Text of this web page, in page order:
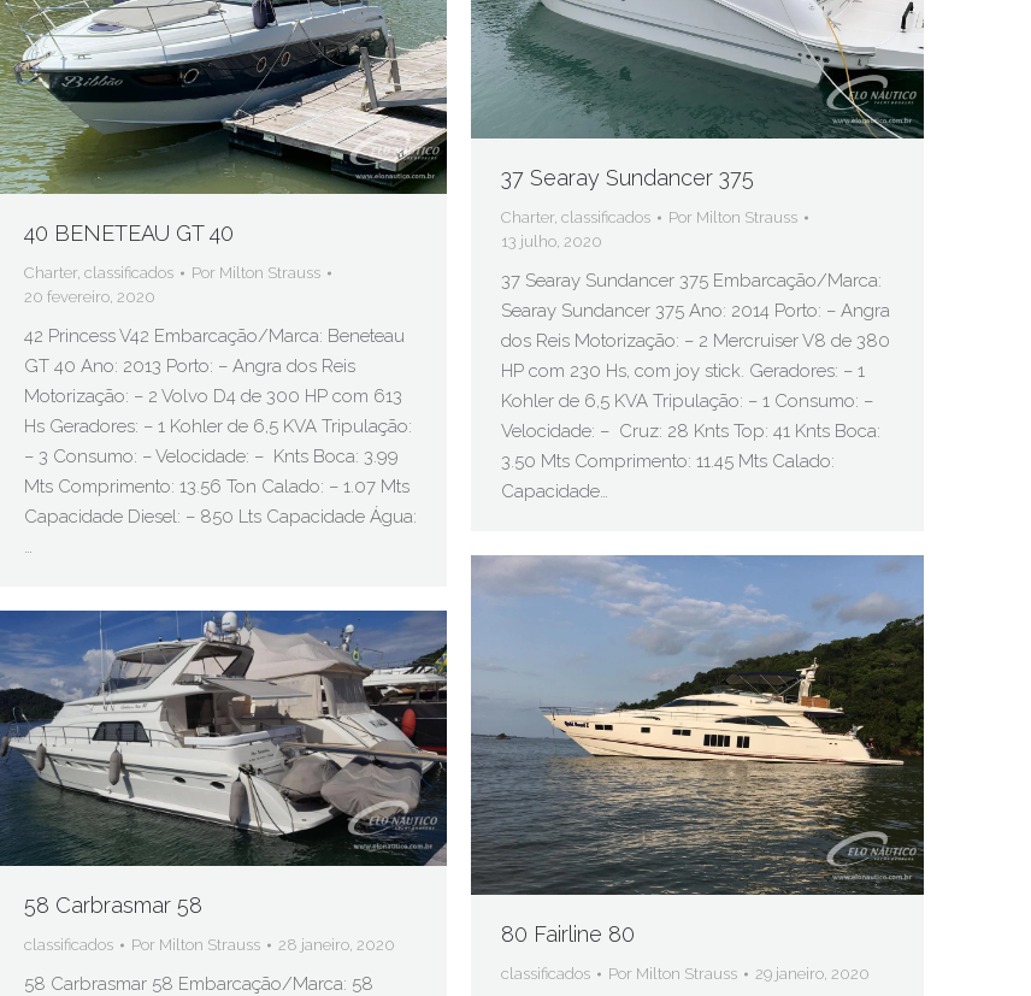
37 Searay Sundancer 375
Charter, classificados Por Milton Strauss
13 julho, 2020
37 Searay Sundancer 375 Embarcação/Marca:
Searay Sundancer 375 Ano: 2014 Porto: – Angra
dos Reis Motorização: – 2 Mercruiser V8 de 380
HP com 230 Hs, com joy stick. Geradores: – 1
Kohler de 6,5 KVA Tripulação: – 1 Consumo: –
Velocidade: – Cruz: 28 Knts Top: 41 Knts Boca:
3.50 Mts Comprimento: 11.45 Mts Calado:
Capacidade…
40 BENETEAU GT 40
Charter, classificados Por Milton Strauss
20 fevereiro, 2020
42 Princess V42 Embarcação/Marca: Beneteau
GT 40 Ano: 2013 Porto: – Angra dos Reis
Motorização: – 2 Volvo D4 de 300 HP com 613
Hs Geradores: – 1 Kohler de 6,5 KVA Tripulação:
– 3 Consumo: – Velocidade: – Knts Boca: 3.99
Mts Comprimento: 13.56 Ton Calado: – 1.07 Mts
Capacidade Diesel: – 850 Lts Capacidade Água:
…
80 Fairline 80
classificados Por Milton Strauss 29 janeiro, 2020
58 Carbrasmar 58
classificados Por Milton Strauss 28 janeiro, 2020
58 Carbrasmar 58 Embarcação/Marca: 58